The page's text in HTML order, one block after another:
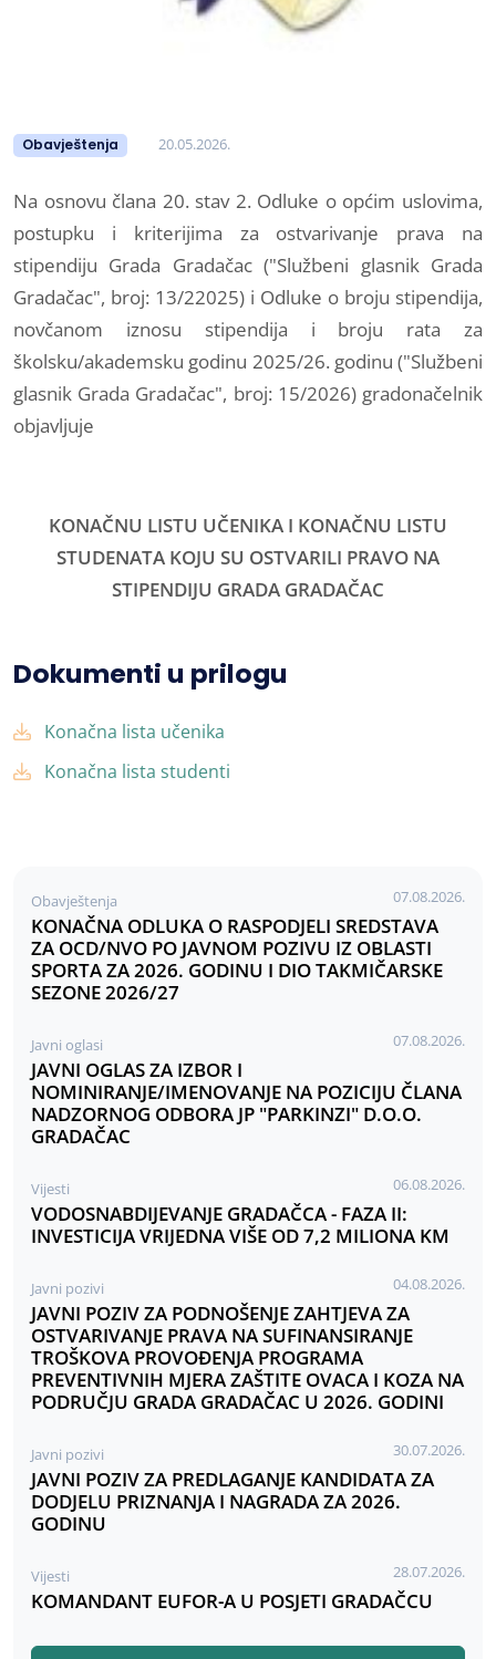
Obavještenja 20.05.2026.
Na osnovu člana 20. stav 2. Odluke o općim uslovima,
postupku i kriterijima za ostvarivanje prava na
stipendiju Grada Gradačac ("Službeni glasnik Grada
Gradačac", broj: 13/22025) i Odluke o broju stipendija,
novčanom iznosu stipendija i broju rata za
školsku/akademsku godinu 2025/26. godinu ("Službeni
glasnik Grada Gradačac", broj: 15/2026) gradonačelnik
objavljuje
KONAČNU LISTU UČENIKA I KONAČNU LISTU
STUDENATA KOJU SU OSTVARILI PRAVO NA
STIPENDIJU GRADA GRADAČAC
Dokumenti u prilogu
Konačna lista učenika
Konačna lista studenti
Obavještenja 07.08.2026.
KONAČNA ODLUKA O RASPODJELI SREDSTAVA
ZA OCD/NVO PO JAVNOM POZIVU IZ OBLASTI
SPORTA ZA 2026. GODINU I DIO TAKMIČARSKE
SEZONE 2026/27
Javni oglasi 07.08.2026.
JAVNI OGLAS ZA IZBOR I
NOMINIRANJE/IMENOVANJE NA POZICIJU ČLANA
NADZORNOG ODBORA JP "PARKINZI" D.O.O.
GRADAČAC
Vijesti 06.08.2026.
VODOSNABDIJEVANJE GRADAČCA - FAZA II:
INVESTICIJA VRIJEDNA VIŠE OD 7,2 MILIONA KM
Javni pozivi 04.08.2026.
JAVNI POZIV ZA PODNOŠENJE ZAHTJEVA ZA
OSTVARIVANJE PRAVA NA SUFINANSIRANJE
TROŠKOVA PROVOĐENJA PROGRAMA
PREVENTIVNIH MJERA ZAŠTITE OVACA I KOZA NA
PODRUČJU GRADA GRADAČAC U 2026. GODINI
Javni pozivi 30.07.2026.
JAVNI POZIV ZA PREDLAGANJE KANDIDATA ZA
DODJELU PRIZNANJA I NAGRADA ZA 2026.
GODINU
Vijesti 28.07.2026.
KOMANDANT EUFOR-A U POSJETI GRADAČCU